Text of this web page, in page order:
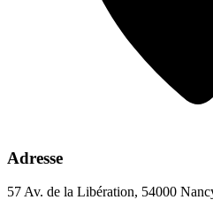
Adresse
57 Av. de la Libération, 54000